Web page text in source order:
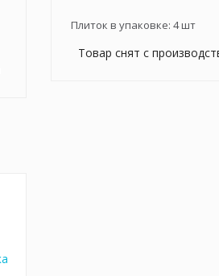
Плиток в упаковке: 4шт
Товар снят с